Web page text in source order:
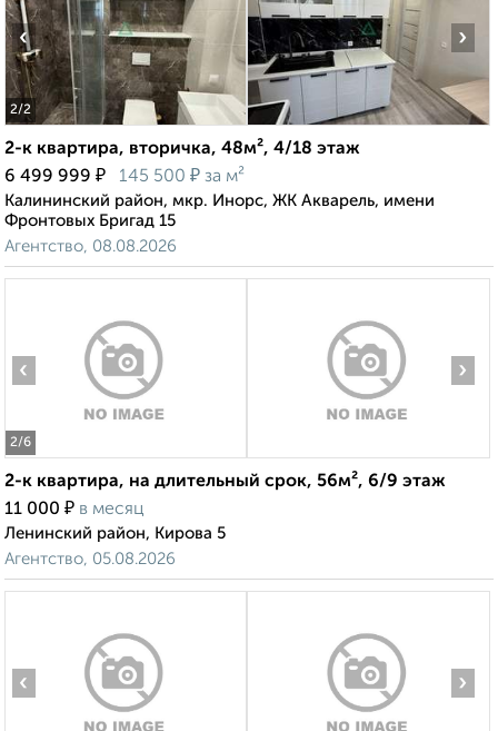
2/2
‹ ›
2-к квартира, вторичка, 48м², 4/18 этаж
6 499 999 ₽ 145 500 ₽ за м²
Калининский район, мкр. Инорс, ЖК Акварель, имени
Фронтовых Бригад 15
Агентство, 08.08.2026
2/6
‹ ›
2-к квартира, на длительный срок, 56м², 6/9 этаж
11 000 ₽ в месяц
Ленинский район, Кирова 5
Агентство, 05.08.2026
‹ ›